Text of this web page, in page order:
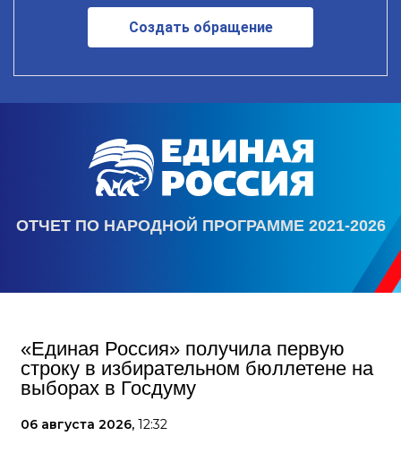
Создать обращение
ОТЧЕТ ПО НАРОДНОЙ ПРОГРАММЕ 2021-2026
«Единая Россия» получила первую
строку в избирательном бюллетене на
выборах в Госдуму
06 августа 2026, 12:32